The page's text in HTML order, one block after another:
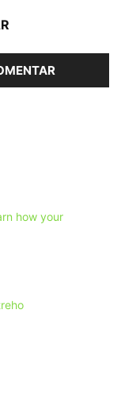
how your